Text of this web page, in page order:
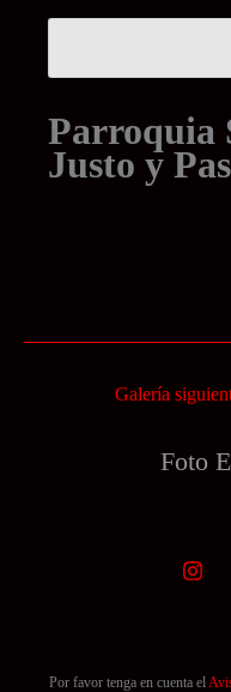
Parroquia
Justo y
Galería
Foto
Por favor tenga en cuenta el